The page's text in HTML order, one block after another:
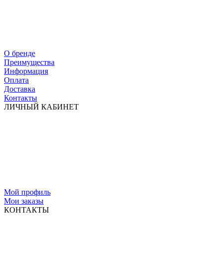
О бренде
Преимущества
Информация
Оплата
Доставка
Контакты
ЛИЧНЫЙ КАБИНЕТ
Мой профиль
Мои заказы
КОНТАКТЫ